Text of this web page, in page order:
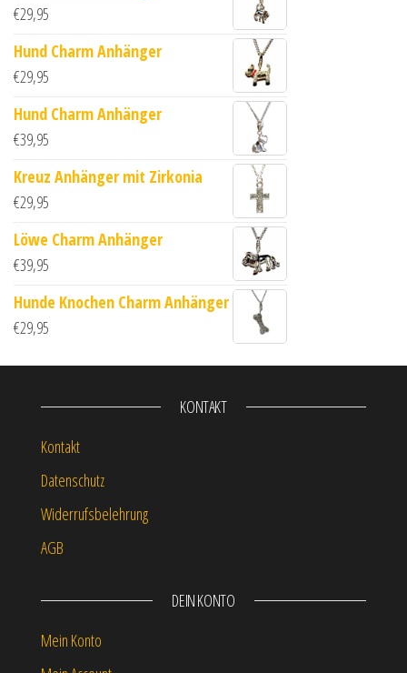
€29,95
Hund Charm Anhänger
€29,95
Hund Charm Anhänger
€39,95
Kreuz Anhänger mit Zirkonia
€29,95
Löwe Charm Anhänger
€39,95
Hunde Knochen Charm Anhänger
€29,95
KONTAKT
Kontakt
Datenschutz
Widerrufsbelehrung
AGB
DEIN KONTO
Mein Konto